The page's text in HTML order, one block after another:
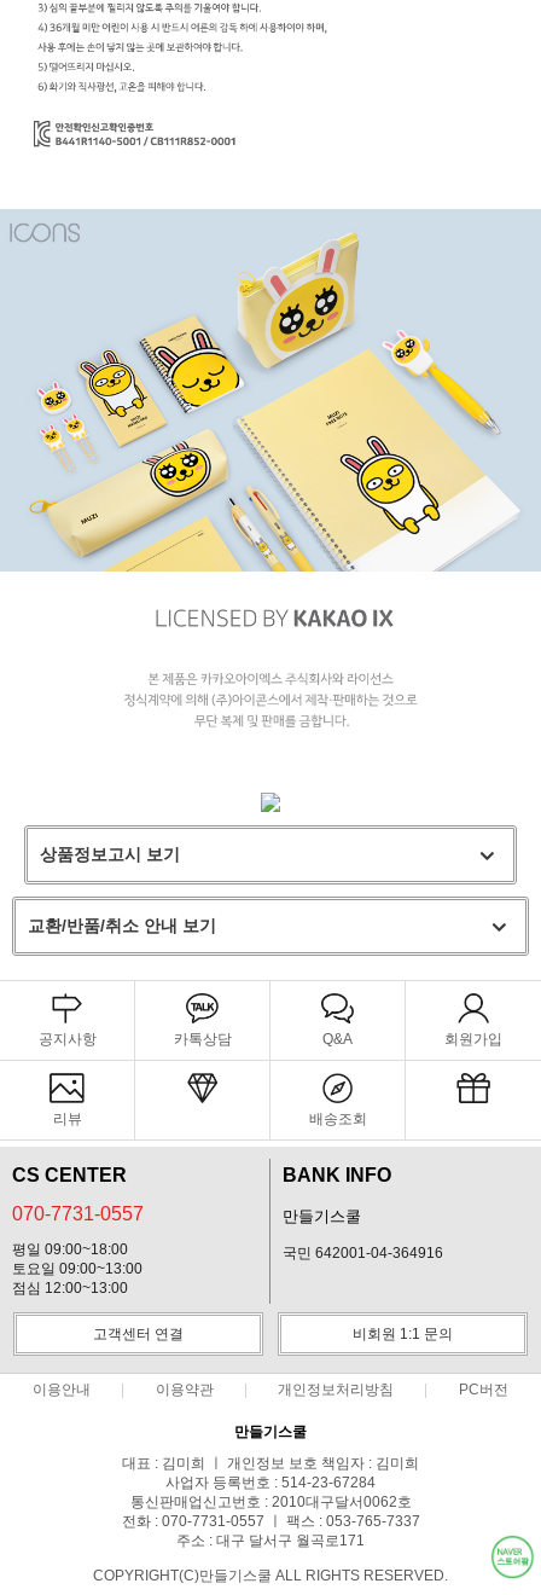
상품정보고시 보기
교환/반품/취소 안내 보기
공지사항 카톡상담 Q&A 회원가입
리뷰 배송조회
CS CENTER
070-7731-0557
평일 09:00~18:00
토요일 09:00~13:00
점심 12:00~13:00
BANK INFO
만들기스쿨
국민 642001-04-364916
고객센터 연결 비회원 1:1 문의
이용안내 이용약관 개인정보처리방침 PC버전
만들기스쿨
대표 : 김미희 ㅣ 개인정보 보호 책임자 : 김미희
사업자 등록번호 : 514-23-67284
통신판매업신고번호 : 2010대구달서0062호
전화 : 070-7731-0557 ㅣ 팩스 : 053-765-7337
주소 : 대구 달서구 월곡로171
COPYRIGHT(C)만들기스쿨 ALL RIGHTS RESERVED.